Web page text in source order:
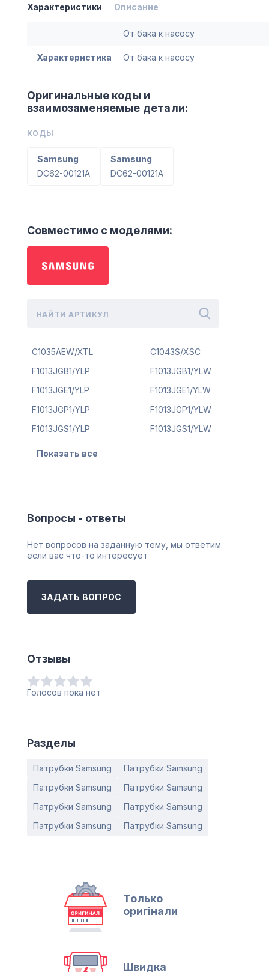
Характеристики Описание
От бака к насосу
Характеристика От бака к насосу
Оригинальные коды и
взаимозаменяемые детали:
КОДЫ
Samsung
DC62-00121A
Samsung
DC62-00121A
Совместимо с моделями:
C1035AEW/XTL C1043S/XSC
F1013JGB1/YLP
F1013JGB1/YLW
F1013JGE1/YLP
F1013JGE1/YLW
F1013JGP1/YLP
F1013JGP1/YLW
F1013JGS1/YLP
F1013JGS1/YLW
Показать все
Вопросы - ответы
Нет вопросов на заданную тему, мы ответим
если вас что-то интересует
ЗАДАТЬ ВОПРОС
Отзывы
Голосов пока нет
Разделы
Патрубки Samsung
Патрубки Samsung
Патрубки Samsung
Патрубки Samsung
Патрубки Samsung
Патрубки Samsung
Патрубки Samsung
Патрубки Samsung
Только
оригінали
Швидка